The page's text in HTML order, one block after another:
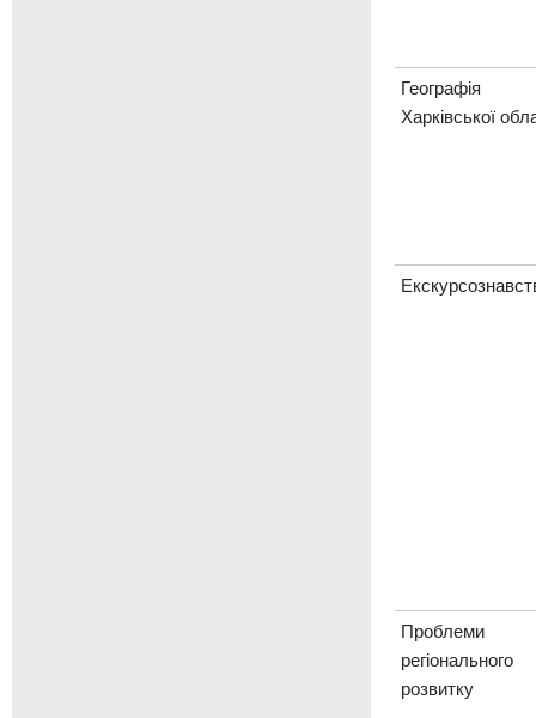
Географія
Харківської
Проблеми
регіонального
розвитку